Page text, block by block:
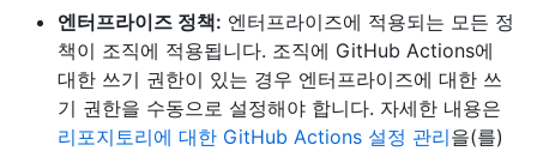
엔터프라이즈 정책: 엔터프라이즈에 적용되는 모든 정
책이 조직에 적용됩니다. 조직에 GitHub Actions에
대한 쓰기 권한이 있는 경우 엔터프라이즈에 대한 쓰
기 권한을 수동으로 설정해야 합니다. 자세한 내용은
리포지토리에 대한 GitHub Actions 설정 관리을(를)